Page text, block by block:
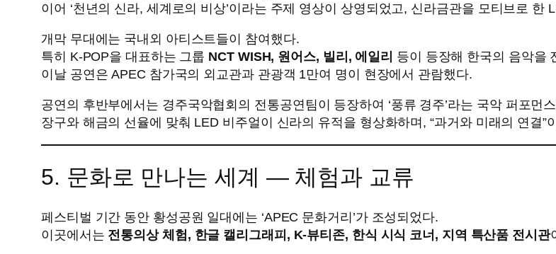
이어 ‘천년의 신라, 세계로의 비상’이라는 주제 영상이 상영되었고, 신라금관을 모티브로 한
개막 무대에는 국내외 아티스트들이 참여했다.
특히 K-POP을 대표하는 그룹 NCT WISH, 원어스, 빌리, 에일리 등이 등장해 한국의 음악을
이날 공연은 APEC 참가국의 외교관과 관광객 1만여 명이 현장에서 관람했다.
공연의 후반부에서는 경주국악협회의 전통공연팀이 등장하여 ‘풍류 경주’라는 국악 퍼포먼
장구와 해금의 선율에 맞춰 LED 비주얼이 신라의 유적을 형상화하며, “과거와 미래의 연결”
5. 문화로 만나는 세계 ― 체험과 교류
페스티벌 기간 동안 황성공원 일대에는 ‘APEC 문화거리’가 조성되었다.
이곳에서는 전통의상 체험, 한글 캘리그래피, K-뷰티존, 한식 시식 코너, 지역 특산품 전시관